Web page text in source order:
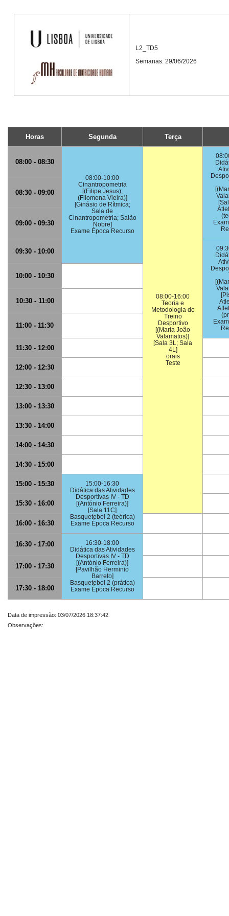
L2_TD5
Semanas: 29/06/2026
Horas Segunda Terça
08:00 - 08:30
08:00-10:00
Cinantropometria
[(Filipe Jesus);
(Filomena Vieira)]
[Ginásio de Rítmica;
Sala de
Cinantropometria; Salão
Nobre]
Exame Época Recurso
08:00-16:00
Teoria e
Metodologia do
Treino
Desportivo
[(Maria João
Valamatos)]
[Sala 3L; Sala
4L]
orais
Teste
08:30 - 09:00
09:00 - 09:30
09:30 - 10:00
10:00 - 10:30
10:30 - 11:00
11:00 - 11:30
11:30 - 12:00
12:00 - 12:30
12:30 - 13:00
13:00 - 13:30
13:30 - 14:00
14:00 - 14:30
14:30 - 15:00
15:00 - 15:30
15:00-16:30
Didática das Atividades
Desportivas IV - TD
[(António Ferreira)]
[Sala 11C]
Basquetebol 2 (teórica)
Exame Época Recurso
15:30 - 16:00
16:00 - 16:30
16:30 - 17:00
16:30-18:00
Didática das Atividades
Desportivas IV - TD
[(António Ferreira)]
[Pavilhão Herminio
Barreto]
Basquetebol 2 (prática)
Exame Época Recurso
17:00 - 17:30
17:30 - 18:00
Data de impressão: 03/07/2026 18:37:42
Observações: